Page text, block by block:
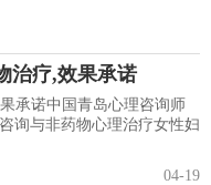
治疗,效果承诺
承诺中国青岛心理咨询师
询与非药物心理治疗女性妇
04-19